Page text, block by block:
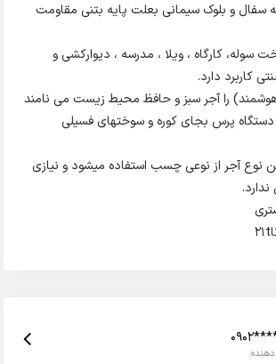
سفال و بلوک سیمانی بعلت پایه بتنی مقاومت
سوله، کارگاه ، ویلا ، مدرسه ، دیوارکشی و
کاربرد دارد.
را آجر سبز و حافظ محیط زیست می نامند
دستگاه پرس بجای کوره و سوختهای فسیلی
نوع آجر از نوعی چسب استفاده میشود و نیازی